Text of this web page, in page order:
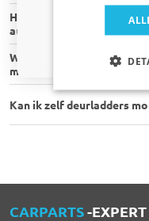
Hoe weet ik zeker dat
auto?
Welk gereedschap heb ik
monteren?
Kan ik zelf deurladders
CARPARTS-EXPERT